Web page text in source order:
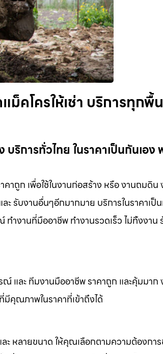
ม็คโครให้เช่า บริการทุกพื้
บริการทั่วไทย ในราคาเป็นกันเอง
คาถูก เพื่อใช้ในงานก่อสร้าง หรือ งานถมดิน
รับงานอื่นๆอีกมากมาย บริการในราคาเป็
ำงานที่มืออาชีพ ทำงานรวดเร็ว ไม่ทิ้งงาน
และ ทีมงานมืออาชีพ ราคาถูก และคุ้มมาก
มีคุณภาพในราคาที่เข้าถึงได้
ะ หลายขนาด ให้คุณเลือกตามความต้องกา